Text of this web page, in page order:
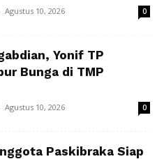
- Agustus 10, 2026 0
Yonif TP
Bunga di TMP
- Agustus 10, 2026 0
Paskibraka Siap